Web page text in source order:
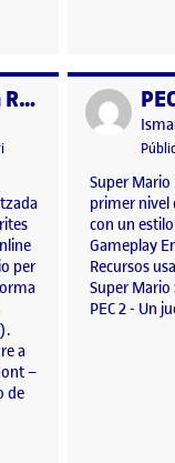
PAC 2 – Super Maria Rose (Joc Plataformes)
el PAC 2 – Super Maria
per
a
–
de
Publicat per
Públic
Super Mario
primer nivel
con un
Gameplay
Recursos
Super Mario
PEC 2 - Un